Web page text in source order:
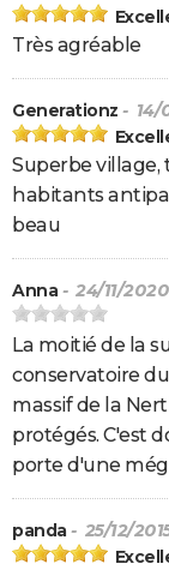
Très agréable
Generationz - 14/
Superbe
habitants
beau
Anna - 24/11/2020
La moitié de la
conservatoire
massif de la
protégés. C'est
porte d'une
panda - 25/12/